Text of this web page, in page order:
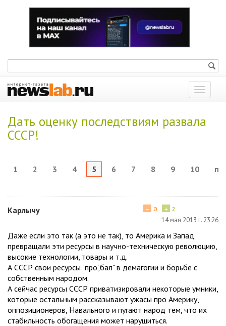
Показать
меню
Дать оценку последствиям развала
СССР!
1 2 3 4 5 6 7 8 9 10
Карлычу + 2
− 0
14 мая 2013 г. 23:26
Даже если это так (а это не так), то Америка и Запад
превращали эти ресурсы в научно-техническую революцию,
высокие технологии, товары и т.д.
А СССР свои ресурсы "про',бал" в демагогии и борьбе с
собственным народом.
А сейчас ресурсы СССР приватизировали некоторые умники,
которые остальным рассказывают ужасы про Америку,
оппозиционеров, Навального и пугают народ тем, что их
стабильность обогащения может нарушиться.